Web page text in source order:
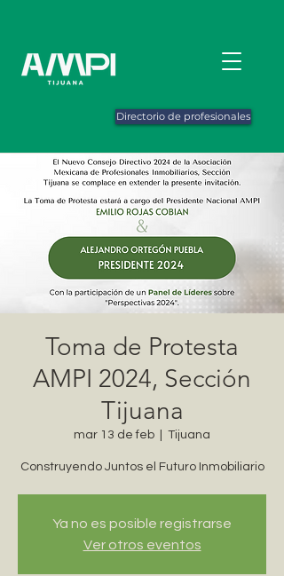
Directorio de profesionales
Toma de Protesta
AMPI 2024, Sección
Tijuana
mar 13 de feb Tijuana
Construyendo Juntos el Futuro Inmobiliario
Ya no es posible registrarse
Ver otros eventos